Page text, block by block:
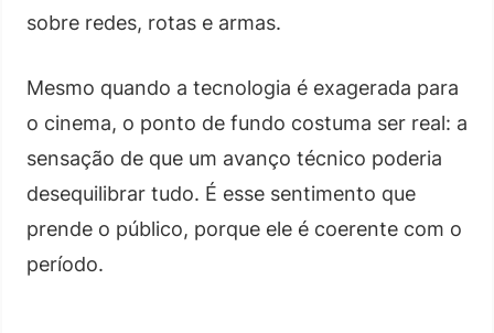
sobre redes, rotas e armas.
Mesmo quando a tecnologia é exagerada para
o cinema, o ponto de fundo costuma ser real: a
sensação de que um avanço técnico poderia
desequilibrar tudo. É esse sentimento que
prende o público, porque ele é coerente com o
período.